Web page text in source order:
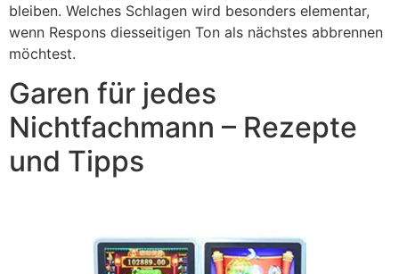
bleiben. Welches Schlagen wird besonders elementar,
wenn Respons diesseitigen Ton als nächstes abbrennen
möchtest.
Garen für jedes
Nichtfachmann – Rezepte
und Tipps